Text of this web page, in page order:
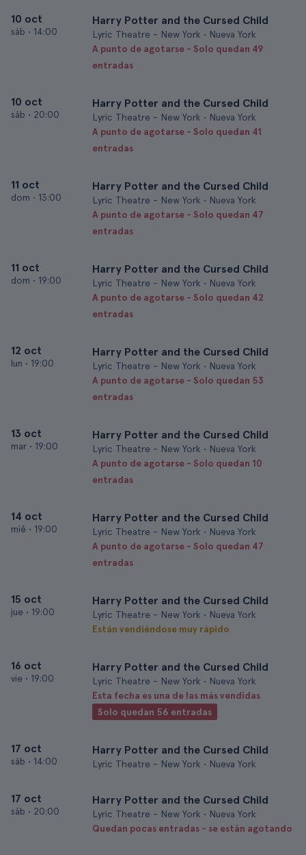
10 oct
sáb • 14:00
Harry Potter and the Cursed Child
Lyric Theatre - New York • Nueva York
A punto de agotarse - Solo quedan 49
entradas
10 oct
sáb • 20:00
Harry Potter and the Cursed Child
Lyric Theatre - New York • Nueva York
A punto de agotarse - Solo quedan 41
entradas
11 oct
dom • 13:00
Harry Potter and the Cursed Child
Lyric Theatre - New York • Nueva York
A punto de agotarse - Solo quedan 47
entradas
11 oct
dom • 19:00
Harry Potter and the Cursed Child
Lyric Theatre - New York • Nueva York
A punto de agotarse - Solo quedan 42
entradas
12 oct
lun • 19:00
Harry Potter and the Cursed Child
Lyric Theatre - New York • Nueva York
A punto de agotarse - Solo quedan 53
entradas
13 oct
mar • 19:00
Harry Potter and the Cursed Child
Lyric Theatre - New York • Nueva York
A punto de agotarse - Solo quedan 10
entradas
14 oct
mié • 19:00
Harry Potter and the Cursed Child
Lyric Theatre - New York • Nueva York
A punto de agotarse - Solo quedan 47
entradas
15 oct
jue • 19:00
Harry Potter and the Cursed Child
Lyric Theatre - New York • Nueva York
Están vendiéndose muy rápido
16 oct
vie • 19:00
Harry Potter and the Cursed Child
Lyric Theatre - New York • Nueva York
Esta fecha es una de las más vendidas
Solo quedan 56 entradas
17 oct
sáb • 14:00
Harry Potter and the Cursed Child
Lyric Theatre - New York • Nueva York
17 oct
sáb • 20:00
Harry Potter and the Cursed Child
Lyric Theatre - New York • Nueva York
Quedan pocas entradas - se están agotando